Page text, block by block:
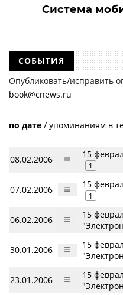
Система
СОБЫТИЯ
Опубликовать/исправить
book@cnews.ru
по дате / упоминаниям в
08.02.2006 15
1
07.02.2006 15
1
06.02.2006
15
30.01.2006
15
23.01.2006
15